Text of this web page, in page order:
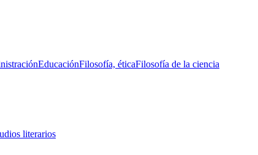
EducaciónFilosofía, éticaFilosofía de la ciencia
literarios